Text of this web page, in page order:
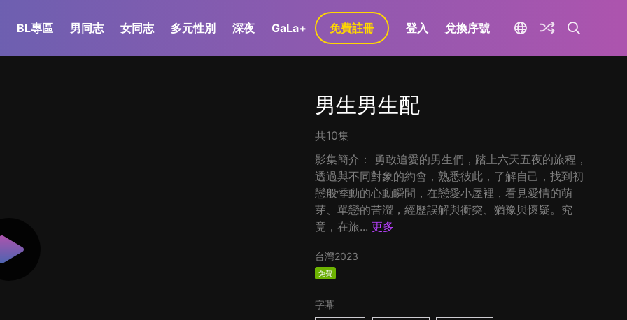
BL專區 男同志 女同志 多元性別 深夜 GaLa+ 免費註冊 登入 兌換序號
男生男生配
共10集
影集簡介： 勇敢追愛的男生們，踏上六天五夜的旅程，
透過與不同對象的約會，熟悉彼此，了解自己，找到初
戀般悸動的心動瞬間，在戀愛小屋裡，看見愛情的萌
芽、單戀的苦澀，經歷誤解與衝突、猶豫與懷疑。究
竟，在旅... 更多
台灣2023
免費
字幕